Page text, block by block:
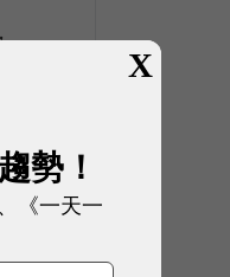
X
勢！
《一天一